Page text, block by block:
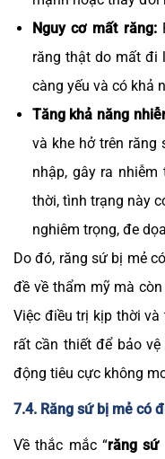
Nguy cơ mất răng:
răng thật do mất đi
càng yếu và có khả
Tăng khả năng
và khe hở trên răng
nhập, gây ra
thời, tình trạng này
nghiêm trọng, đe
Do đó, răng sứ bị mẻ
đề về thẩm mỹ mà
Việc điều trị kịp thời
rất cần thiết để bảo
động tiêu cực không
7.4. Răng sứ bị mẻ có
Về thắc mắc “răng sứ